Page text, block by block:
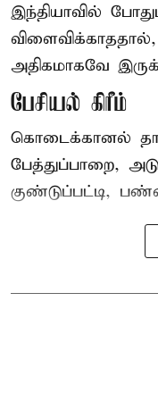
இந்தியாவில்
அதிகமாகவே
பேசியல் கிரீம்
கொடைக்கானல்
பேத்துப்பாறை,
குண்டுப்பட்டி,